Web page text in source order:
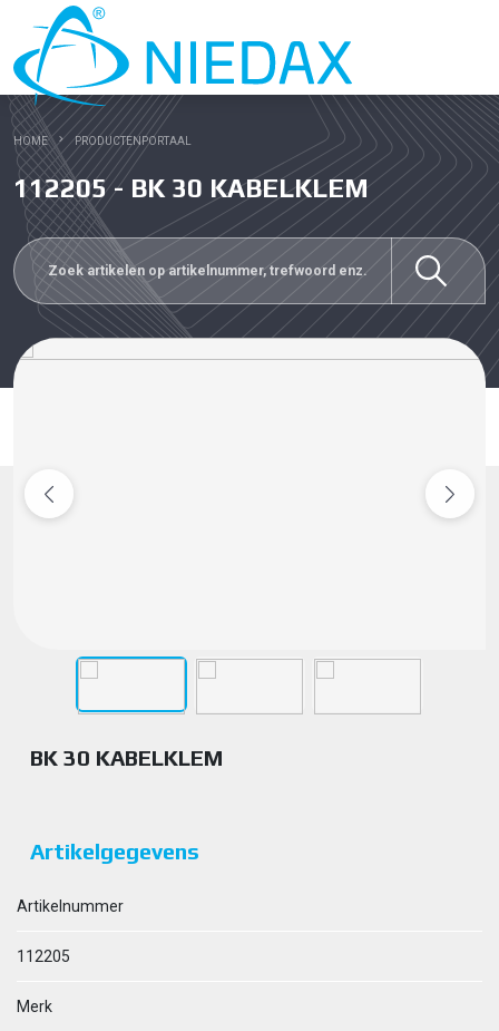
HOME PRODUCTENPORTAAL
112205 - BK 30 KABELKLEM
BK 30 KABELKLEM
Artikelgegevens
Artikelnummer
112205
Merk